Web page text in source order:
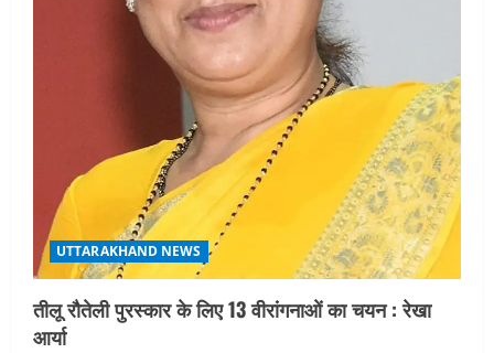
UTTARAKHAND NEWS
तीलू रौतेली पुरस्कार के लिए 13 वीरांगनाओं का चयन : रेखा
आर्या